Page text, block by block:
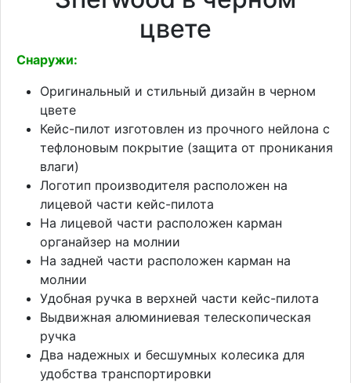
цвете
Снаружи:
Оригинальный и стильный дизайн в черном
цвете
Кейс-пилот изготовлен из прочного нейлона с
тефлоновым покрытие (защита от проникания
влаги)
Логотип производителя расположен на
лицевой части кейс-пилота
На лицевой части расположен карман
органайзер на молнии
На задней части расположен карман на
молнии
Удобная ручка в верхней части кейс-пилота
Выдвижная алюминиевая телескопическая
ручка
Два надежных и бесшумных колесика для
удобства транспортировки